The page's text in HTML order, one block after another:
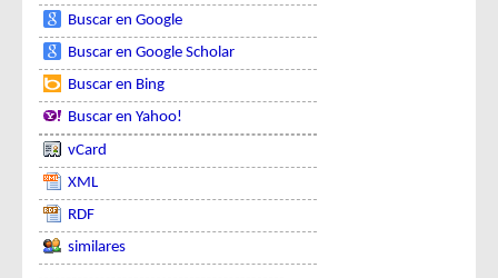
Buscar en Google
Buscar en Google Scholar
Buscar en Bing
Buscar en Yahoo!
vCard
XML
RDF
similares